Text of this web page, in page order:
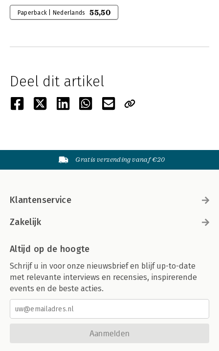
Paperback | Nederlands 55,50
Deel dit artikel
Gratis verzending vanaf €20
Klantenservice
Zakelijk
Altijd op de hoogte
Schrijf u in voor onze nieuwsbrief en blijf up-to-date
met relevante interviews en recensies, inspirerende
events en de beste acties.
Aanmelden